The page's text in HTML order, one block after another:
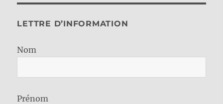
LETTRE D’INFORMATION
Nom
Prénom